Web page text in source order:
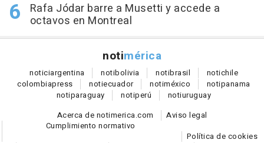
Rafa Jódar barre a Musetti y accede a
octavos en Montreal
notimérica
noticiargentina notibolivia notibrasil notichile
colombiapress notiecuador notiméxico notipanama
notiparaguay notiperú notiuruguay
Acerca de notimerica.com
Aviso legal
Cumplimiento normativo
Política de cookies